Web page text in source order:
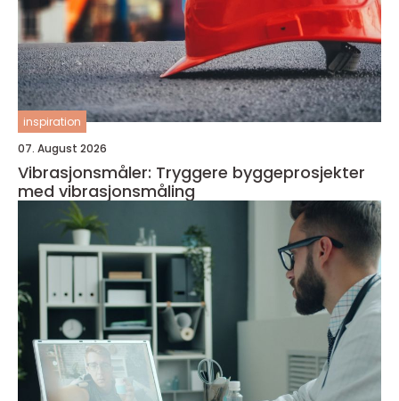
inspiration
07. August 2026
Vibrasjonsmåler: Tryggere byggeprosjekter
med vibrasjonsmåling